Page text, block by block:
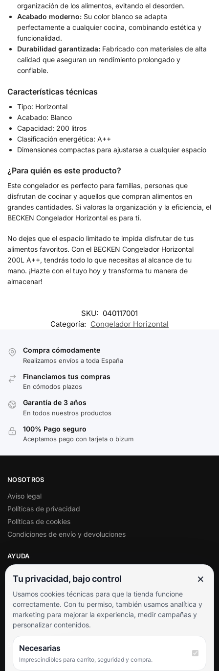
organización de los alimentos, evitando el desorden.
Acabado moderno: Su color blanco se adapta
perfectamente a cualquier cocina, combinando estética y
funcionalidad.
Durabilidad garantizada: Fabricado con materiales de alta
calidad que aseguran un rendimiento prolongado y
confiable.
Características técnicas
Tipo: Horizontal
Acabado: Blanco
Capacidad: 200 litros
Clasificación energética: A++
Dimensiones compactas para ajustarse a cualquier espacio
¿Para quién es este producto?
Este congelador es perfecto para familias, personas que
disfrutan de cocinar y aquellos que compran alimentos en
grandes cantidades. Si valoras la organización y la eficiencia, el
BECKEN Congelador Horizontal es para ti.
No dejes que el espacio limitado te impida disfrutar de tus
alimentos favoritos. Con el BECKEN Congelador Horizontal
200L A++, tendrás todo lo que necesitas al alcance de tu
mano. ¡Hazte con el tuyo hoy y transforma tu manera de
almacenar!
SKU: 040117001
Categoría: Congelador Horizontal
Compra cómodamente
Realizamos envíos a toda España
Financiamos tus compras
En cómodos plazos
Garantía de 3 años
En todos nuestros productos
100% Pago seguro
Aceptamos pago con tarjeta o bizum
NOSOTROS
Aviso legal
Políticas de privacidad
Políticas de cookies
Condiciones de envío y devoluciones
AYUDA
Soporte al cliente
Contacto
Términos y condiciones
Preguntas frecuentes
SÍGUENOS
Facebook
Tu privacidad, bajo control ×
Usamos cookies técnicas para que la tienda funcione
correctamente. Con tu permiso, también usamos analítica y
marketing para mejorar la experiencia, medir campañas y
personalizar contenidos.
Necesarias
Imprescindibles para carrito, seguridad y compra.